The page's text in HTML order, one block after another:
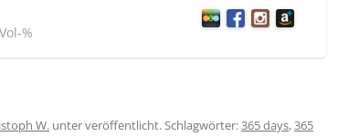
%
W. unter veröffentlicht. Schlagwörter:365 days,365